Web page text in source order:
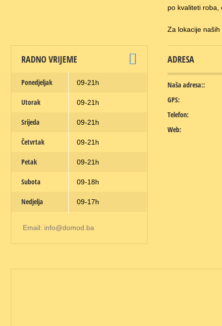
po kvaliteti roba,
Za lokacije naših
RADNO VRIJEME
Ponedjeljak 09-21h
Utorak 09-21h
Srijeda 09-21h
Četvrtak 09-21h
Petak 09-21h
Subota 09-18h
Nedjelja 09-17h
Email: info@domod.ba
ADRESA
Naša adresa::
GPS:
Telefon:
Web: